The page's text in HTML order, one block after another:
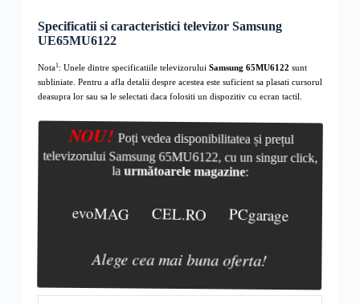
Specificatii si caracteristici televizor Samsung
UE65MU6122
Nota1: Unele dintre specificatiile televizorului Samsung 65MU6122 sunt
subliniate. Pentru a afla detalii despre acestea este suficient sa plasati cursorul
deasupra lor sau sa le selectati daca folositi un dispozitiv cu ecran tactil.
NOU! Poți vedea disponibilitatea și prețul
televizorului Samsung 65MU6122, cu un singur click,
la următoarele magazine:
evoMAG CEL.RO PCgarage
Alege cea mai buna oferta!